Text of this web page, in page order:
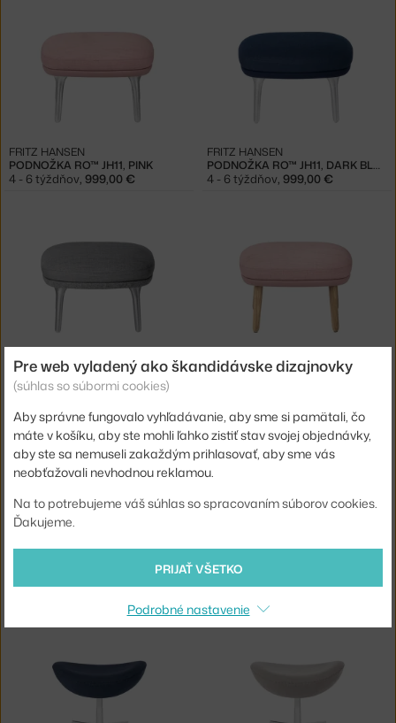
PODNOŽKA RO™ JH11, PINK
FRITZ HANSEN
4 - 6 týždňov, 999,00 €
PODNOŽKA RO™ JH11, DARK BLUE
FRITZ HANSEN
4 - 6 týždňov, 999,00 €
PODNOŽKA RO™ JH11, GREY
FRITZ HANSEN
4 - 6 týždňov,999,00 €
PODNOŽKA RO™ JH12, PINK
FRITZ HANSEN
PODNOŽKA EGG™, GRACE LEATHER PODNOŽKA EGG™, ESSENTIAL LEATHER
FRITZ HANSEN
Pre web vyladený ako škandidávske dizajnovky
(súhlas so súbormi cookies)
Aby správne fungovalo vyhľadávanie, aby sme si pamätali, čo
máte v košíku, aby ste mohli ľahko zistiť stav svojej objednávky,
aby ste sa nemuseli zakaždým prihlasovať, aby sme vás
neobťažovali nevhodnou reklamou.
Na to potrebujeme váš súhlas so spracovaním súborov cookies.
Ďakujeme.
PRIJAŤ VŠETKO
Podrobné nastavenie